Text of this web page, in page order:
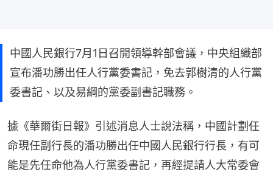
中國人民銀行7月1日召開領導幹部會議，中央組織部
宣布潘功勝出任人行黨委書記，免去郭樹清的人行黨
委書記、以及易綱的黨委副書記職務。
據《華爾街日報》引述消息人士說法稱，中國計劃任
命現任副行長的潘功勝出任中國人民銀行行長，有可
能是先任命他為人行黨委書記，再經提請人大常委會